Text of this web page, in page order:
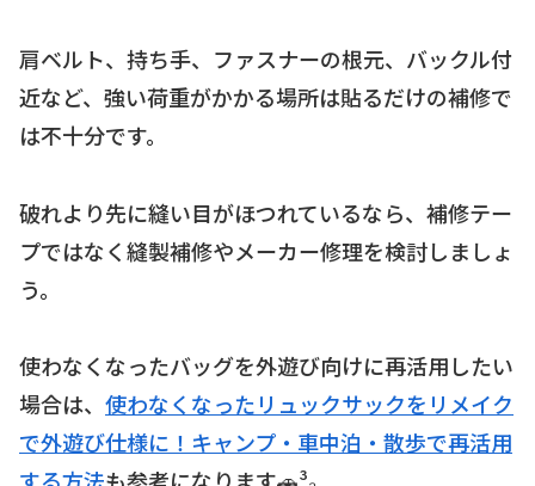
肩ベルト、持ち手、ファスナーの根元、バックル付
近など、強い荷重がかかる場所は貼るだけの補修で
は不十分です。
破れより先に縫い目がほつれているなら、補修テー
プではなく縫製補修やメーカー修理を検討しましょ
う。
使わなくなったバッグを外遊び向けに再活用したい
場合は、 使わなくなったリュックサックをリメイク
で外遊び仕様に！キャンプ・車中泊・散歩で再活用